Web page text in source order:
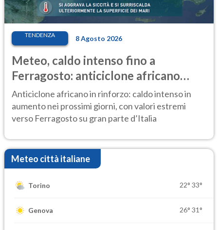
TENDENZA 8 Agosto 2026
Meteo, caldo intenso fino a
Ferragosto: anticiclone africano
ancora protagonista
Anticiclone africano in rinforzo: caldo intenso in
aumento nei prossimi giorni, con valori estremi
verso Ferragosto su gran parte d’Italia
Meteo città italiane
Torino 22° 33°
Genova 26° 31°